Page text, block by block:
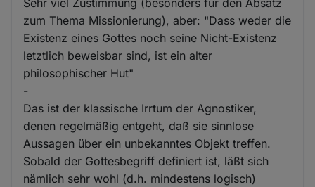
Sehr viel Zustimmung (besonders für den Absatz
zum Thema Missionierung), aber: "Dass weder die
Existenz eines Gottes noch seine Nicht-Existenz
letztlich beweisbar sind, ist ein alter
philosophischer Hut"
-
Das ist der klassische Irrtum der Agnostiker,
denen regelmäßig entgeht, daß sie sinnlose
Aussagen über ein unbekanntes Objekt treffen.
Sobald der Gottesbegriff definiert ist, läßt sich
nämlich sehr wohl (d.h. mindestens logisch)